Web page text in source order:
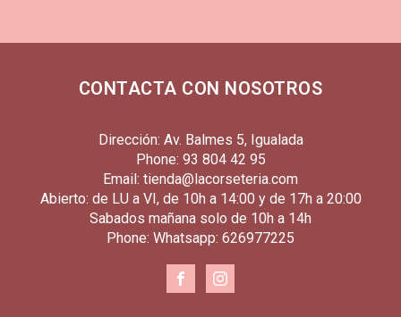
CONTACTA CON NOSOTROS
Dirección: Av. Balmes 5, Igualada
Phone: 93 804 42 95
Email: tienda@lacorseteria.com
Abierto: de LU a VI, de 10h a 14:00 y de 17h a 20:00
Sabados mañana solo de 10h a 14h
Phone: Whatsapp: 626977225